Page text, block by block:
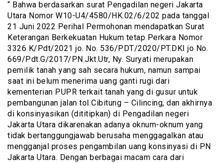
“ Bahwa berdasarkan surat Pengadilan negeri Jakarta
Utara Nomor W10-U4/4580/HK.02/6/202 pada tanggal
21 Juni 2022 Perihal Permohonan mendapatkan Surat
Keterangan Berkekuatan Hukum tetap Perkara Nomor
3326 K/Pdt/2021 jo. No. 536/PDT/2020/PT.DKI jo No.
669/Pdt.G/2017/PN.Jkt.Utr, Ny. Suryati merupakan
pemilik tanah yang sah secara hukum, namun sampai
saat ini belum menerima uang ganti rugi dari
kementerian PUPR terkait tanah yang di gusur untuk
pembangunan jalan tol Cibitung – Cilincing, dan akhirnya
di konsinyasikan (dititipkan) di Pengadilan negeri
Jakarta Utara dikarenakan adanya oknum-oknum yang
tidak bertanggungjawab berusaha menggagalkan atau
mengganjal proses pengambilan uang konsinyasi di PN
Jakarta Utara. Dengan berbagai macam cara dari